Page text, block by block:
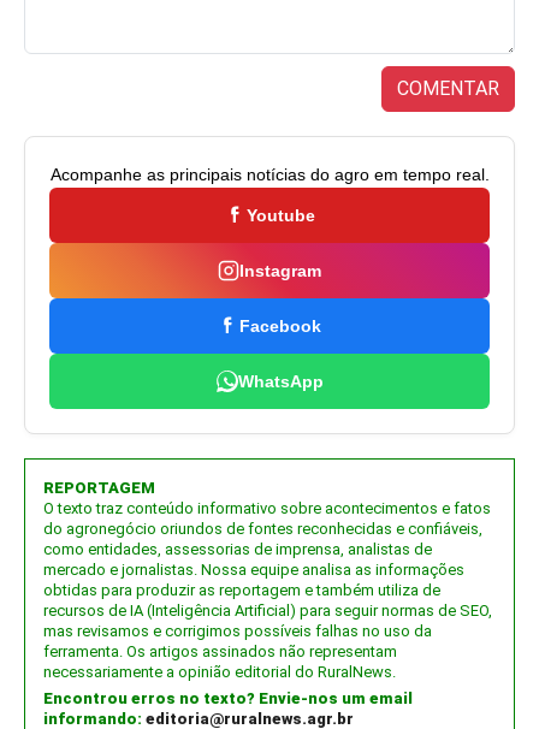
COMENTAR
Acompanhe as principais notícias do agro em tempo real.
Youtube
Instagram
Facebook
WhatsApp
REPORTAGEM
O texto traz conteúdo informativo sobre acontecimentos e fatos
do agronegócio oriundos de fontes reconhecidas e confiáveis,
como entidades, assessorias de imprensa, analistas de
mercado e jornalistas. Nossa equipe analisa as informações
obtidas para produzir as reportagem e também utiliza de
recursos de IA (Inteligência Artificial) para seguir normas de SEO,
mas revisamos e corrigimos possíveis falhas no uso da
ferramenta. Os artigos assinados não representam
necessariamente a opinião editorial do RuralNews.
Encontrou erros no texto? Envie-nos um email
informando: editoria@ruralnews.agr.br